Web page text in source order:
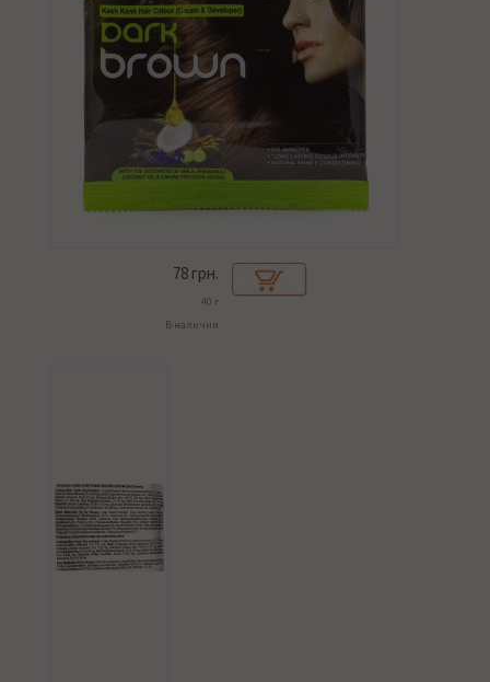
78 грн.
40 г
В наличии